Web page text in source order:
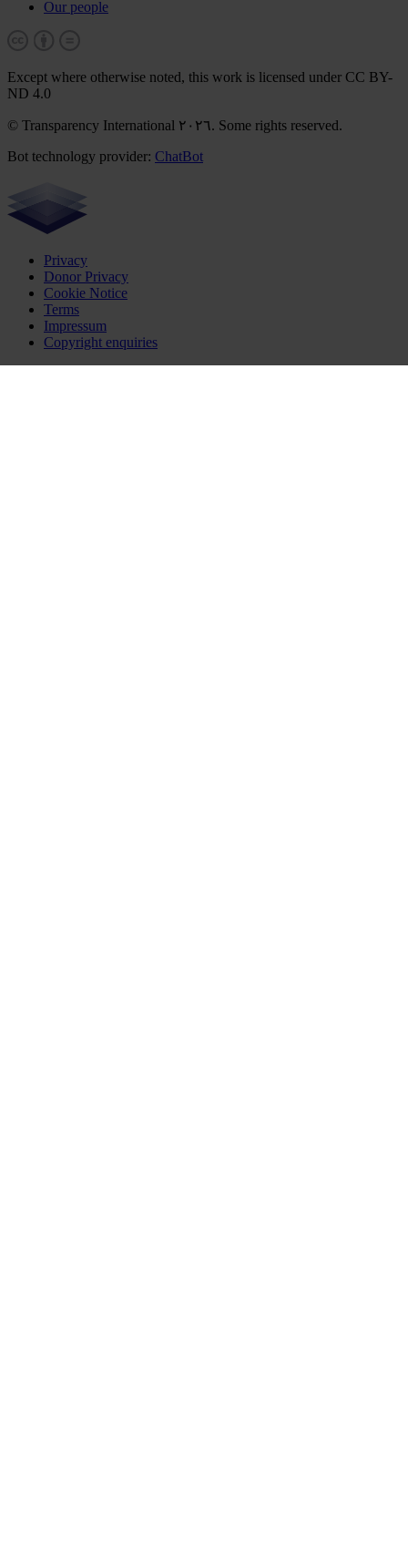
Our people
Except where otherwise noted, this work is licensed under CC BY-
ND 4.0
© Transparency International ٢٠٢٦. Some rights reserved.
Bot technology provider: ChatBot
Privacy
Donor Privacy
Cookie Notice
Terms
Impressum
Copyright enquiries